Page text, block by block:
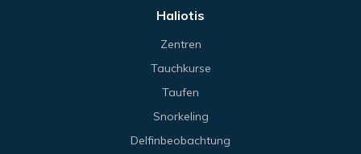
Haliotis
Zentren
Tauchkurse
Taufen
Snorkeling
Delfinbeobachtung